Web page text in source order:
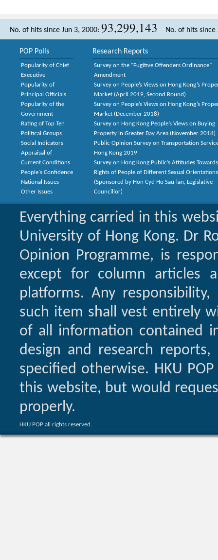
No. of hits since Jun 3, 2000: 93,299,143 No. of hits
POP Polls
Popularity of Chief
Executive
Popularity of
Principal Officials
Popularity of the
Government
Rating of Top Ten
Political Groups
Social Indicators
Appraisal of
Current Conditions
People's Confidence
National Issues
Other Issues
Research Reports
Survey on the “Fugitive Offenders Ordinance”
Amendment
Survey on People’s Views on Hong Kong’s
Market (April 2019, Second Round)
Survey on People’s Views on Hong Kong’s
Market (December 2018)
Survey on Hong Kong People’s Views on Buying
Property in Greater Bay Area (November 2018)
Public Opinion Survey on Transportation
Hong Kong 2019
Survey on Hong Kong Public’s Attitudes Towards
Rights of People of Different Sexual
(Sponsored by Hon Cyd Ho Sau-lan, Legislative
Councillor)
Everything carried in this
University of Hong Kong. Dr
Opinion Programme, is
except for column articles
platforms. Any
such item shall vest entirely
of all information contained
design and research
specified otherwise. HKU
this website, but would
properly.
HKU POP all rights reserved.